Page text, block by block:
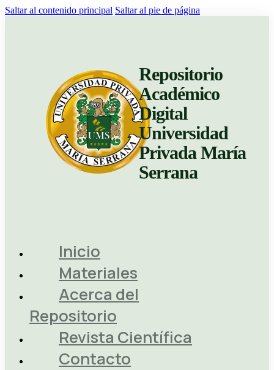
Saltar al contenido principal Saltar al pie de página
Repositorio
Académico
Digital
Universidad
Privada María
Serrana
Inicio
Materiales
Acerca del
Repositorio
Revista Científica
Contacto